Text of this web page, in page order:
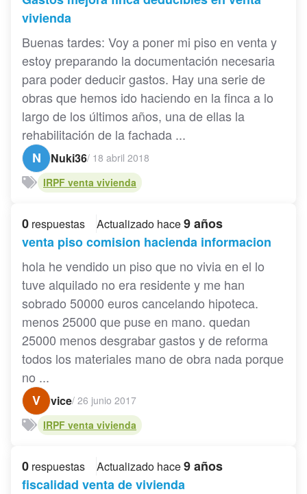
vivienda
Buenas tardes: Voy a poner mi piso en venta y
estoy preparando la documentación necesaria
para poder deducir gastos. Hay una serie de
obras que hemos ido haciendo en la finca a lo
largo de los últimos años, una de ellas la
rehabilitación de la fachada ...
N
Nuki36/ 18 abril 2018
IRPF venta vivienda
0 respuestas Actualizado hace9 años
venta piso comision hacienda informacion
hola he vendido un piso que no vivia en el lo
tuve alquilado no era residente y me han
sobrado 50000 euros cancelando hipoteca.
menos 25000 que puse en mano. quedan
25000 menos desgrabar gastos y de reforma
todos los materiales mano de obra nada porque
no ...
V
vice/ 26 junio 2017
IRPF venta vivienda
0 respuestas Actualizado hace9 años
fiscalidad venta de vivienda